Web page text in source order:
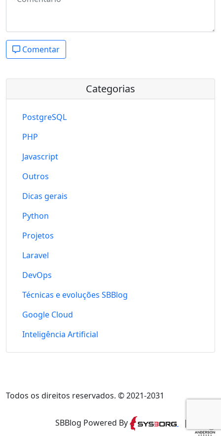
Comentar
Categorias
PostgreSQL
PHP
Javascript
Outros
Dicas gerais
Python
Projetos
Laravel
DevOps
Técnicas e evoluções SBBlog
Google Cloud
Inteligência Artificial
Todos os direitos reservados. © 2021-2031
SBBlog Powered By |